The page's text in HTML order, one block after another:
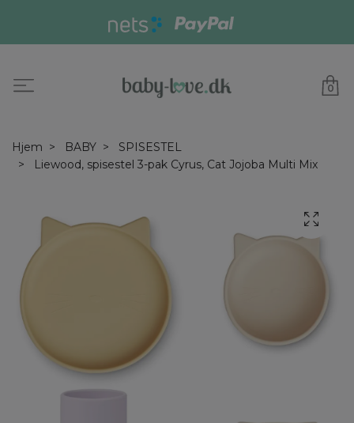
0
Hjem BABY
SPISESTEL
Liewood, spisestel 3-pak Cyrus, Cat Jojoba Multi Mix